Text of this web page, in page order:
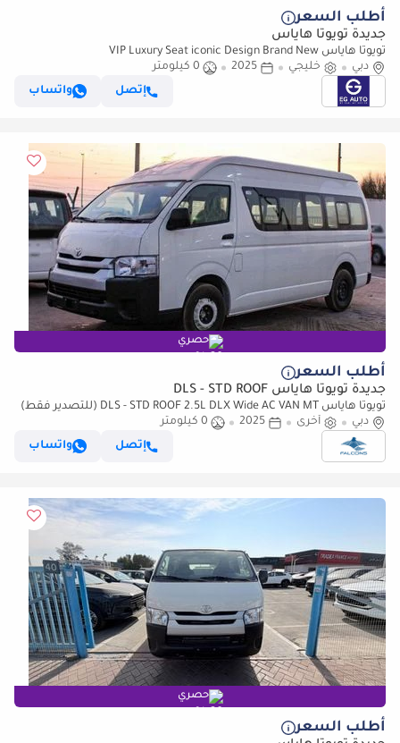
أطلب السعر
جديدة تويوتا هاياس
تويوتا هاياس VIP Luxury Seat iconic Design Brand New
دبي
خليجي 2025
0 كيلومتر
إتصل
واتساب
حصري
أطلب السعر
جديدة تويوتا هاياس DLS - STD ROOF
تويوتا هاياس DLS - STD ROOF 2.5L DLX Wide AC VAN MT (للتصدير فقط)
دبي
أخرى 2025
0 كيلومتر
إتصل
واتساب
حصري
أطلب السعر